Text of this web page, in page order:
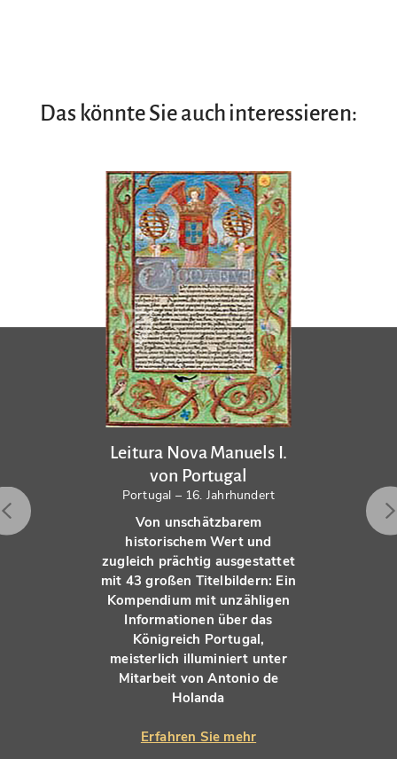
Das könnte Sie auch interessieren:
Leitura Nova Manuels I.
von Portugal
Portugal – 16. Jahrhundert
Von unschätzbarem
historischem Wert und
zugleich prächtig ausgestattet
mit 43 großen Titelbildern: Ein
Kompendium mit unzähligen
Informationen über das
Königreich Portugal,
meisterlich illuminiert unter
Mitarbeit von Antonio de
Holanda
Erfahren Sie mehr